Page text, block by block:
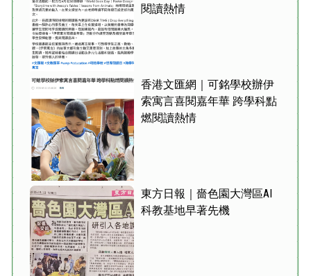
閱讀熱情
香港文匯網｜可銘學校辦伊
索寓言喜閱嘉年華 跨學科點
燃閱讀熱情
東方日報｜嗇色園大灣區AI
科教基地早著先機